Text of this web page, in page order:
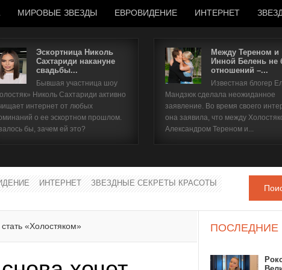
МИРОВЫЕ ЗВЕЗДЫ ЕВРОВИДЕНИЕ ИНТЕРНЕТ
Эскортница Николь
Сахтариди накануне
свадьбы...
Бывшая участница шоу
Николь Сахтариди активно
интернет от любых
о ее эскортном прошлом.
бы, зачем ей это?
Между Тереном и
Инной Белень не
отношений –...
Известная блогер
Мандзюк сделала неожиданное
заявление. Во время своего
она заявила, что между
Александром Тереном и...
ИНТЕРНЕТ ЗВЕЗДНЫЕ СЕКРЕТЫ КРАСОТЫ
«Холостяком» ПОСЛЕДНИЕ
Имя пользователя
Забыли имя пользователя?